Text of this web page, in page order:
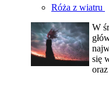
Róża z wiatru
W
się
oraz